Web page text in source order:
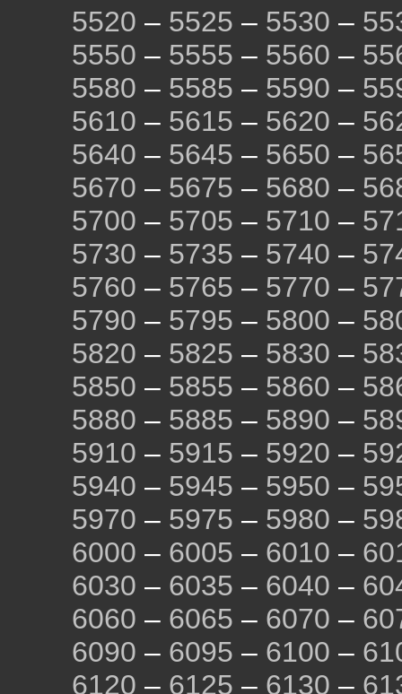
5520 – 5525 – 5530 –
5550 – 5555 – 5560 –
5580 – 5585 – 5590 –
5610 – 5615 – 5620 –
5640 – 5645 – 5650 –
5670 – 5675 – 5680 –
5700 – 5705 – 5710 –
5730 – 5735 – 5740 –
5760 – 5765 – 5770 –
5790 – 5795 – 5800 –
5820 – 5825 – 5830 –
5850 – 5855 – 5860 –
5880 – 5885 – 5890 –
5910 – 5915 – 5920 –
5940 – 5945 – 5950 –
5970 – 5975 – 5980 –
6000 – 6005 – 6010 –
6030 – 6035 – 6040 –
6060 – 6065 – 6070 –
6090 – 6095 – 6100 –
6120 – 6125 – 6130 –